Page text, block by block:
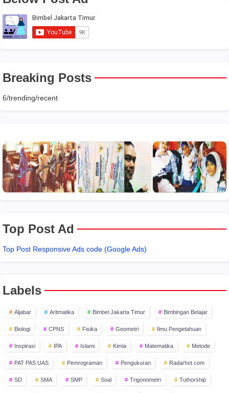
Breaking Posts
6/trending/recent
Top Post Ad
Top Post Responsive Ads code (Google Ads)
Labels
Aljabar Aritmatika Bimbel Jakarta Timur Bimbingan Belajar
Biologi CPNS Fisika Geometri Ilmu Pengetahuan
Inspirasi IPA Islami Kimia Matematika Metode
PAT PAS UAS Pemrograman Pengukuran Radarhot com
SD SMA SMP Soal Trigonometri Tuthorship